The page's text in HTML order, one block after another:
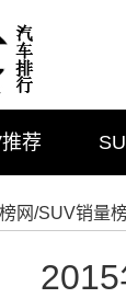
荐
网/SUV销量